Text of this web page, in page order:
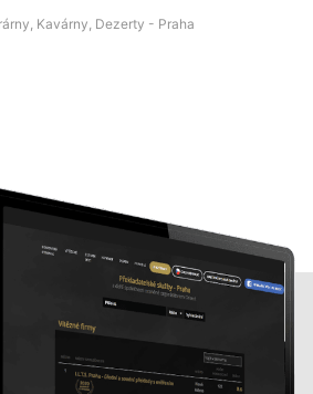
Kavárny, Dezerty - Praha